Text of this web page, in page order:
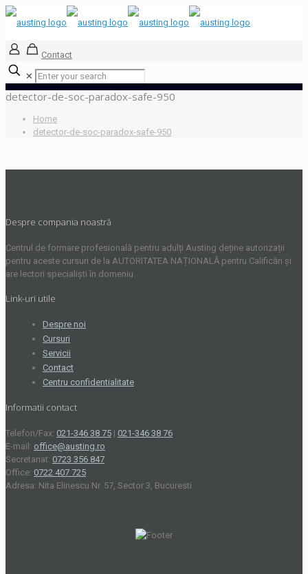
Contact
✕
detector-de-soc-paradox-safe-950
Home
detector-de-soc-paradox-safe-950
Despre compania noastră
Centrul de formare profesională pentru adulți Austing deține autorizații
pentru aceste cursuri de la AUTORITATEA NAȚIONALĂ pentru Calificări și
are lectori specialiști în domeniu.
Link-uri utile
Despre noi
Cursuri
Servicii
Contact
Centru confidentialitate
Informatii contact
Telefon/Fax: 021-346 38 75 | 021-346 38 76
E-mail: office@austing.ro
Secretariat: 0723 356 847
Office: 0722 407 725
Adresa: Nita Elinescu Nr. 57, Sector 3, Bucuresti